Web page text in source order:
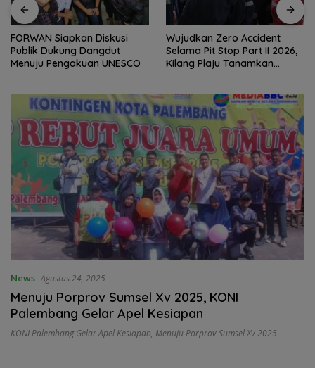
FORWAN Siapkan Diskusi
Publik Dukung Dangdut
Menuju Pengakuan UNESCO
Wujudkan Zero Accident
Selama Pit Stop Part II 2026,
Kilang Plaju Tanamkan
News Agustus 24, 2025
Menuju Porprov Sumsel Xv 2025, KONI
Palembang Gelar Apel Kesiapan
KONI Palembang Gelar Apel Kesiapan, Menuju Porprov Sumsel Xv 2025